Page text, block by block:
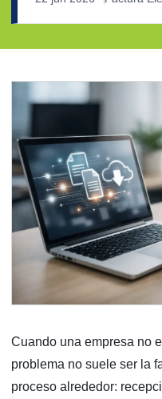
Cuando una empresa no
problema no suele ser la
proceso alrededor: